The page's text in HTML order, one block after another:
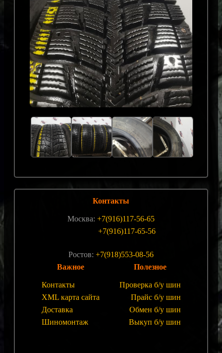
Контакты
Москва: +7(916)117-56-65
+7(916)117-65-56
Ростов: +7(918)553-08-56
Важное
Контакты
XML карта сайта
Доставка
Шиномонтаж
Полезное
Проверка б/у шин
Прайс б/у шин
Обмен б/у шин
Выкуп б/у шин